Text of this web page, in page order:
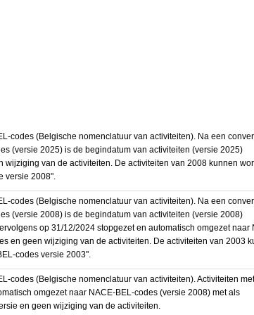
codes (Belgische nomenclatuur van activiteiten). Na een
(versie 2025) is de begindatum van activiteiten (versie 2025)
van de activiteiten. De activiteiten van 2008 kunnen
versie 2008".
codes (Belgische nomenclatuur van activiteiten). Na een
(versie 2008) is de begindatum van activiteiten (versie 2008)
op 31/12/2024 stopgezet en automatisch omgezet naar
en geen wijziging van de activiteiten. De activiteiten van 2003
codes versie 2003".
codes (Belgische nomenclatuur van activiteiten). Activiteiten
omgezet naar NACE-BEL-codes (versie 2008) met als
en geen wijziging van de activiteiten.